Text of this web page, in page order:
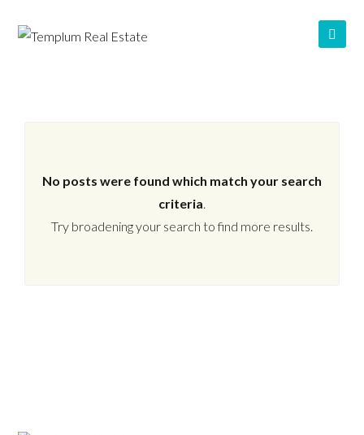
No posts were found which match your search
criteria.
Try broadening your search to find more results.